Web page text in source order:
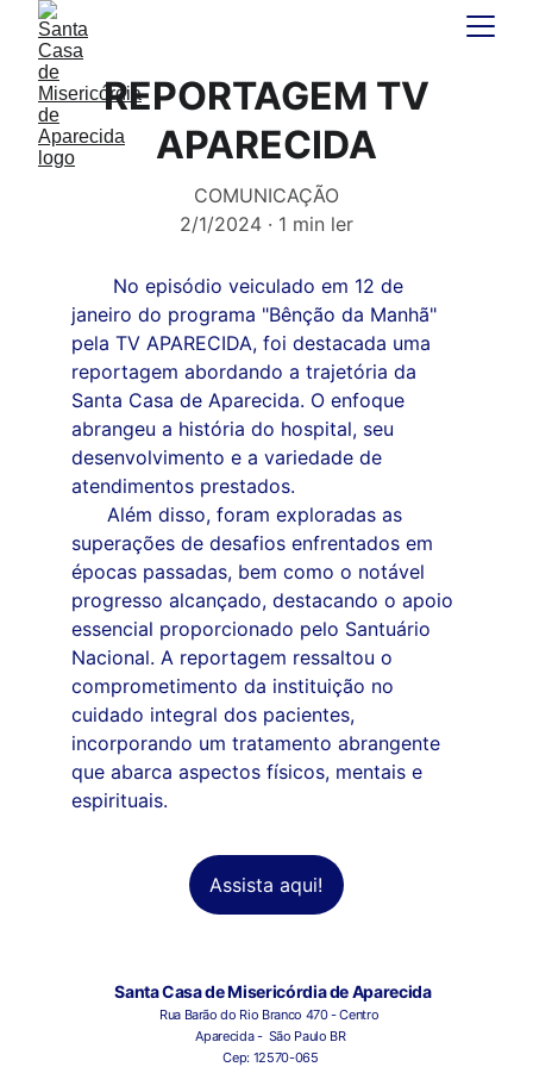
REPORTAGEM TV
APARECIDA
COMUNICAÇÃO
2/1/2024
1 min ler
janeiro do programa "Bênção da Manhã"
pela TV APARECIDA, foi destacada uma
reportagem abordando a trajetória da
Santa Casa de Aparecida. O enfoque
abrangeu a história do hospital, seu
desenvolvimento e a variedade de
atendimentos prestados.
superações de desafios enfrentados em
épocas passadas, bem como o notável
progresso alcançado, destacando o apoio
essencial proporcionado pelo Santuário
Nacional. A reportagem ressaltou o
comprometimento da instituição no
cuidado integral dos pacientes,
incorporando um tratamento abrangente
que abarca aspectos físicos, mentais e
espirituais.
Assista aqui!
Santa Casa de Misericórdia de Aparecida
Rua Barão do Rio Branco 470 - Centro
Aparecida -  São Paulo BR
Cep: 12570-065